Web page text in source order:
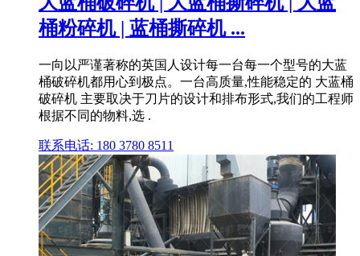
桶粉碎机 | 蓝桶撕碎机 ...
一向以严谨著称的英国人设计每一台每一个型号的大蓝
桶破碎机都用心到极点。一台高质量,性能稳定的 大蓝桶
破碎机 主要取决于刀片的设计和排布形式,我们的工程师
根据不同的物料,选 .
联系电话: 180 3780 8511